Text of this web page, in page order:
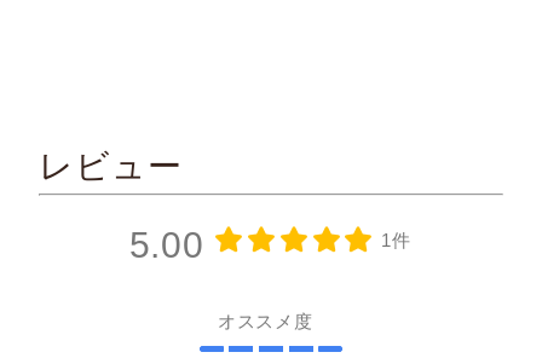
レビュー
5.00 1件
オススメ度